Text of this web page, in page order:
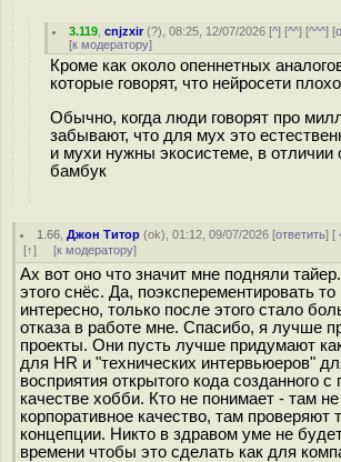
3.119 ,cnjzxir(?), 08:25, 12/07/2026 [^] [^^] [^^^] [
[к модератору]
Кроме как около опеннетных
которые говорят, что нейросети
Обычно, когда люди говорят про
забывают, что для мух это
и мухи нужны экосистеме, в отличии
бамбук
1.66 ,Джон Титор (ok), 01:12, 09/07/2026 [ответить] [
[↑] [к модератору]
Ах вот оно что значит мне подняли
этого снёс. Да, поэксперементировать
интересно, только после этого стало
отказа в работе мне. Спасибо, я лучше
проекты. Они пусть лучше придумают
для HR и "технических интервьюеров"
восприятия открытого кода созданного
качестве хобби. Кто не понимает - там
корпоративное качество, там проверяют
концепции. Никто в здравом уме не
времени чтобы это сделать как для